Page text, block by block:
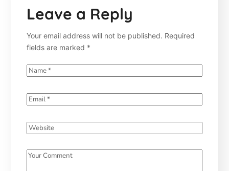
Leave a Reply
Your email address will not be published. Required
fields are marked *